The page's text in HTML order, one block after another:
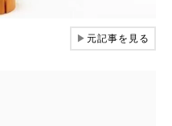
▶元記事を見る